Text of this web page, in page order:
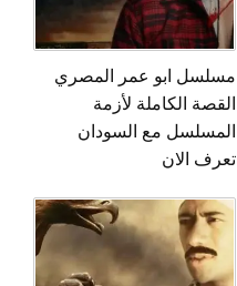
مسلسل ابو عمر المصري
القصة الكاملة لأزمة
المسلسل مع السودان
تعرف الان